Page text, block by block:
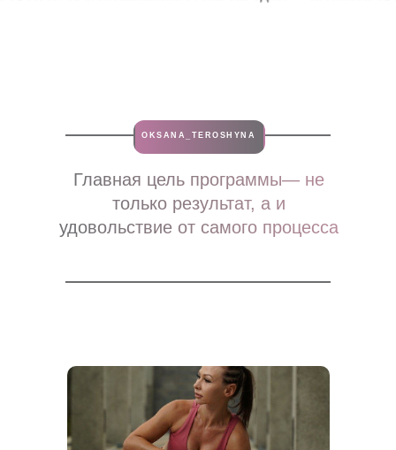
OKSANA_TEROSHYNA
Главная цель программы— не
только результат, а и
удовольствие от самого процесса